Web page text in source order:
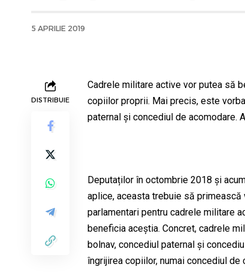
5 APRILIE 2019
DISTRIBUIE
Cadrele militare active vor putea să
copiilor proprii. Mai precis, este
paternal și concediul de acomodare.
Deputaților în octombrie 2018 și
aplice, aceasta trebuie să
parlamentari pentru cadrele militare
beneficia aceștia. Concret, cadrele
bolnav, concediul paternal și
îngrijirea copiilor, numai concediul de